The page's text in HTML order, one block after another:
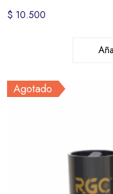
$ 10.500
Agotado